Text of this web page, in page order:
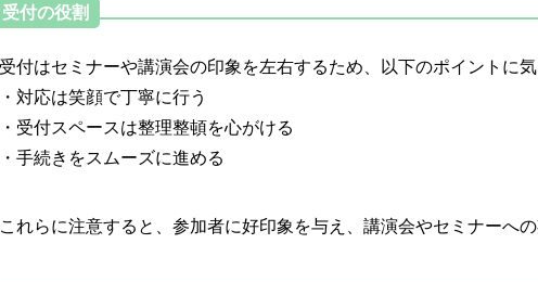
受付の役割
受付はセミナーや講演会の印象を左右するため、以下のポイントに気
・対応は笑顔で丁寧に行う
・受付スペースは整理整頓を心がける
・手続きをスムーズに進める
これらに注意すると、参加者に好印象を与え、講演会やセミナーへの